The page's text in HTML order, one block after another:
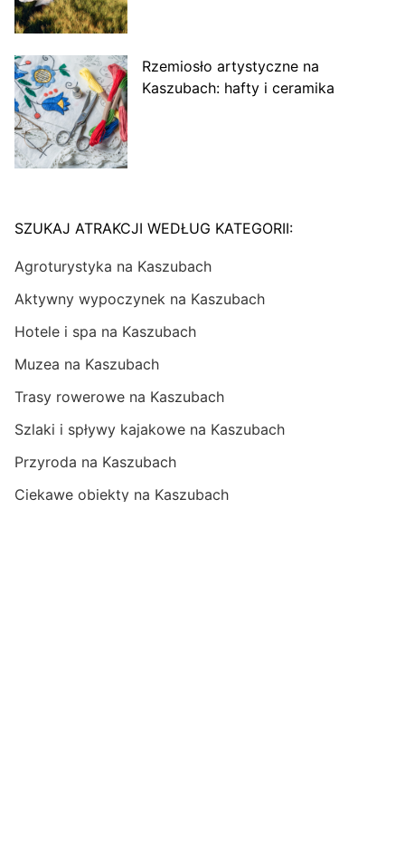
Rzemiosło artystyczne na
Kaszubach: hafty i ceramika
SZUKAJ ATRAKCJI WEDŁUG KATEGORII:
Agroturystyka na Kaszubach
Aktywny wypoczynek na Kaszubach
Hotele i spa na Kaszubach
Muzea na Kaszubach
Trasy rowerowe na Kaszubach
Szlaki i spływy kajakowe na Kaszubach
Przyroda na Kaszubach
Ciekawe obiekty na Kaszubach